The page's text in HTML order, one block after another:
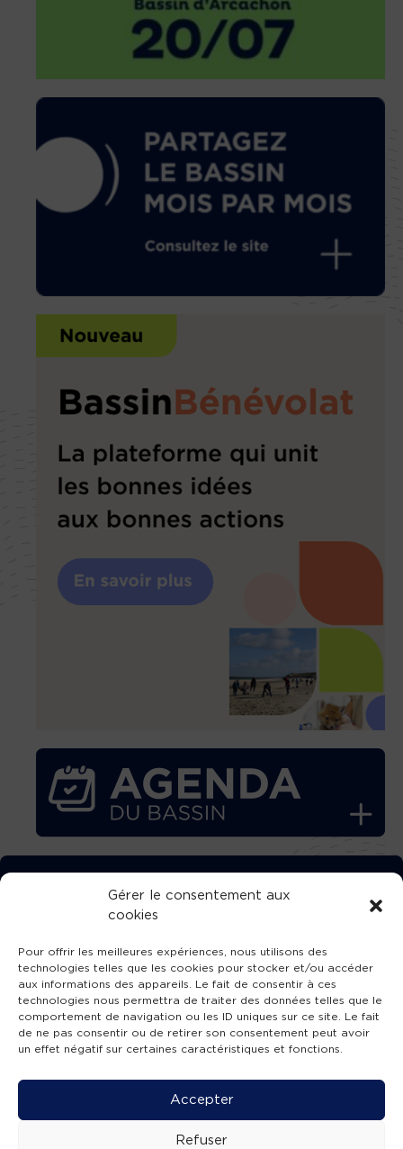
Gérer le consentement aux
cookies
Pour offrir les meilleures expériences, nous utilisons des
technologies telles que les cookies pour stocker et/ou accéder
aux informations des appareils. Le fait de consentir à ces
technologies nous permettra de traiter des données telles que le
comportement de navigation ou les ID uniques sur ce site. Le fait
de ne pas consentir ou de retirer son consentement peut avoir
un effet négatif sur certaines caractéristiques et fonctions.
Accepter
Refuser
TÉLÉCHARGEZ GRATUITEMENT
L’APPLICATION TVBA !
SUIVEZ-NOUS !
Mentions légales -Accessibilité